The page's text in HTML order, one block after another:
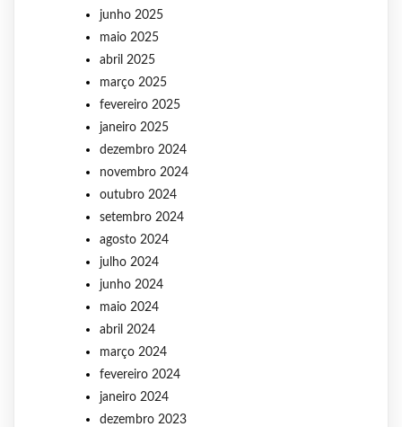
junho 2025
maio 2025
abril 2025
março 2025
fevereiro 2025
janeiro 2025
dezembro 2024
novembro 2024
outubro 2024
setembro 2024
agosto 2024
julho 2024
junho 2024
maio 2024
abril 2024
março 2024
fevereiro 2024
janeiro 2024
dezembro 2023